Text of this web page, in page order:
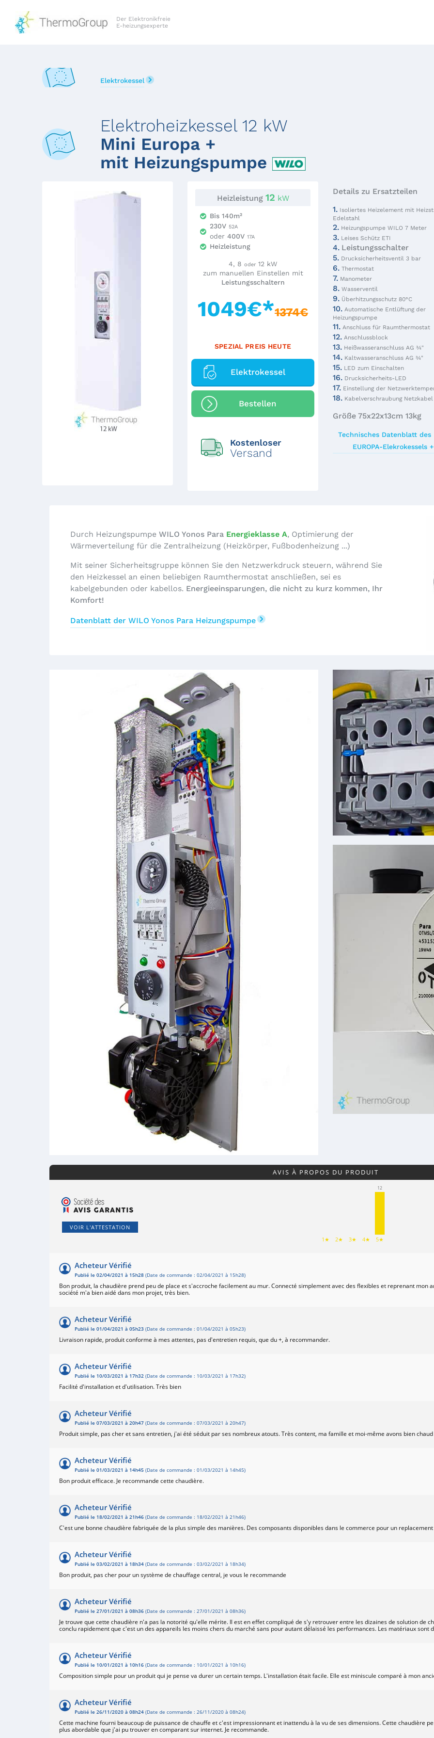
Der Elektronikfreie
E-heizungsexperte
Elektrokessel
Elektroheizkessel 12 kW
Mini Europa +
mit Heizungspumpe
Heizleistung12 kW
Bis 140m²
230V 52A
oder 400V 17A
Heizleistung
4, 8 oder 12 kW
zum manuellen Einstellen mit
Leistungsschaltern
1049€*1374€
SPEZIAL PREIS HEUTE
Elektrokessel
Bestellen
Kostenloser
Versand
Details zu Ersatzteilen
1. Isoliertes Heizelement mit
Edelstahl
2. Heizungspumpe WILO 7 Meter
3. Leises Schütz ETI
4. Leistungsschalter
5. Drucksicherheitsventil 3 bar
6. Thermostat
7. Manometer
8. Wasserventil
9. Überhitzungsschutz 80°C
10. Automatische Entlüftung der
Heizungspumpe
11. Anschluss für Raumthermostat
12. Anschlussblock
13. Heißwasseranschluss AG ¾"
14. Kaltwasseranschluss AG ¾"
15. LED zum Einschalten
16. Drucksicherheits-LED
17. Einstellung der
18. Kabelverschraubung Netzkabel
Größe 75x22x13cm 13kg
Technisches Datenblatt des
EUROPA-Elekrokessels +
Durch Heizungspumpe WILO Yonos Para Energieklasse A, Optimierung der
Wärmeverteilung für die Zentralheizung (Heizkörper, Fußbodenheizung ...)
Mit seiner Sicherheitsgruppe können Sie den Netzwerkdruck steuern, während Sie
den Heizkessel an einen beliebigen Raumthermostat anschließen, sei es
kabelgebunden oder kabellos. Energieeinsparungen, die nicht zu kurz kommen, Ihr
Komfort!
Datenblatt der WILO Yonos Para Heizungspumpe
AVIS À PROPOS DU PRODUIT
VOIR L'ATTESTATION
1★
2★ 3★ 4★
12
5★
Acheteur Vérifié
Publié le 02/04/2021 à 15h28 (Date de commande : 02/04/2021 à 15h28)
Bon produit, la chaudière prend peu de place et s'accroche facilement au mur. Connecté simplement avec des flexibles et reprenant mon
société m'a bien aidé dans mon projet, très bien.
Acheteur Vérifié
Publié le 01/04/2021 à 05h23 (Date de commande : 01/04/2021 à 05h23)
Livraison rapide, produit conforme à mes attentes, pas d'entretien requis, que du +, à recommander.
Acheteur Vérifié
Publié le 10/03/2021 à 17h32 (Date de commande : 10/03/2021 à 17h32)
Facilité d'installation et d'utilisation. Très bien
Acheteur Vérifié
Publié le 07/03/2021 à 20h47 (Date de commande : 07/03/2021 à 20h47)
Produit simple, pas cher et sans entretien, j'ai été séduit par ses nombreux atouts. Très content, ma famille et moi-même avons bien
Acheteur Vérifié
Publié le 01/03/2021 à 14h45 (Date de commande : 01/03/2021 à 14h45)
Bon produit efficace. Je recommande cette chaudière.
Acheteur Vérifié
Publié le 18/02/2021 à 21h46 (Date de commande : 18/02/2021 à 21h46)
C'est une bonne chaudière fabriquée de la plus simple des manières. Des composants disponibles dans le commerce pour un
Acheteur Vérifié
Publié le 03/02/2021 à 18h34 (Date de commande : 03/02/2021 à 18h34)
Bon produit, pas cher pour un système de chauffage central, je vous le recommande
Acheteur Vérifié
Publié le 27/01/2021 à 08h36 (Date de commande : 27/01/2021 à 08h36)
Je trouve que cette chaudière n'a pas la notorité qu'elle mérite. Il est en effet compliqué de s'y retrouver entre les dizaines de solution de
conclu rapidement que c'est un des appareils les moins chers du marché sans pour autant délaissé les performances. Les matériaux
Acheteur Vérifié
Publié le 10/01/2021 à 10h16 (Date de commande : 10/01/2021 à 10h16)
Composition simple pour un produit qui je pense va durer un certain temps. L'installation était facile. Elle est miniscule comparé à mon
Acheteur Vérifié
Publié le 26/11/2020 à 08h24 (Date de commande : 26/11/2020 à 08h24)
Cette machine fourni beaucoup de puissance de chauffe et c'est impressionnant et inattendu à la vu de ses dimensions. Cette chaudière
plus abordable que j'ai pu trouver en comparant sur internet. Je recommande.